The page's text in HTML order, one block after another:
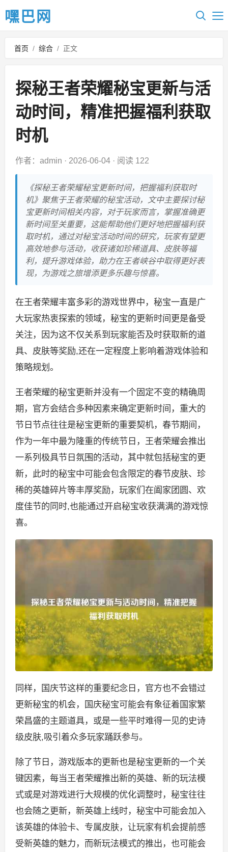
嘿巴网
首页 / 综合 / 正文
探秘王者荣耀秘宝更新与活
动时间，精准把握福利获取
时机
作者：admin · 2026-06-04· 阅读 122
《探秘王者荣耀秘宝更新时间，把握福利获取时
机》聚焦于王者荣耀的秘宝活动，文中主要探讨秘
宝更新时间相关内容，对于玩家而言，掌握准确更
新时间至关重要，这能帮助他们更好地把握福利获
取时机，通过对秘宝活动时间的研究，玩家有望更
高效地参与活动，收获诸如珍稀道具、皮肤等福
利，提升游戏体验，助力在王者峡谷中取得更好表
现，为游戏之旅增添更多乐趣与惊喜。
在王者荣耀丰富多彩的游戏世界中，秘宝一直是广
大玩家热衷探索的领域，秘宝的更新时间更是备受
关注，因为这不仅关系到玩家能否及时获取新的道
具、皮肤等奖励,还在一定程度上影响着游戏体验和
策略规划。
王者荣耀的秘宝更新并没有一个固定不变的精确周
期，官方会结合多种因素来确定更新时间，重大的
节日节点往往是秘宝更新的重要契机，春节期间，
作为一年中最为隆重的传统节日，王者荣耀会推出
一系列极具节日氛围的活动，其中就包括秘宝的更
新，此时的秘宝中可能会包含限定的春节皮肤、珍
稀的英雄碎片等丰厚奖励，玩家们在阖家团圆、欢
度佳节的同时,也能通过开启秘宝收获满满的游戏惊
喜。
同样，国庆节这样的重要纪念日，官方也不会错过
更新秘宝的机会，国庆秘宝可能会有象征着国家繁
荣昌盛的主题道具，或是一些平时难得一见的史诗
级皮肤,吸引着众多玩家踊跃参与。
除了节日，游戏版本的更新也是秘宝更新的一个关
键因素，每当王者荣耀推出新的英雄、新的玩法模
式或是对游戏进行大规模的优化调整时，秘宝往往
也会随之更新，新英雄上线时，秘宝中可能会加入
该英雄的体验卡、专属皮肤，让玩家有机会提前感
受新英雄的魅力，而新玩法模式的推出，也可能会